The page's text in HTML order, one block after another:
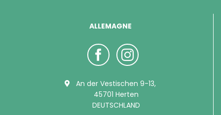
ALLEMAGNE
An der Vestischen 9-13,
45701 Herten
DEUTSCHLAND